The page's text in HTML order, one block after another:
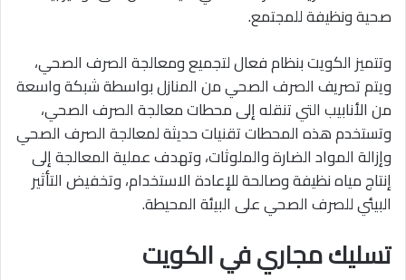
صحية ونظيفة للمجتمع.
وتتميز الكويت بنظام فعال لتجميع ومعالجة الصرف الصحي،
ويتم تصريف الصرف الصحي من المنازل بواسطة شبكة واسعة
من الأنابيب التي تنقله إلى محطات معالجة الصرف الصحي،
وتستخدم هذه المحطات تقنيات حديثة لمعالجة الصرف الصحي
وإزالة المواد الضارة والملوثات، وتهدف عملية المعالجة إلى
إنتاج مياه نظيفة وصالحة للإعادة الاستخدام، وتخفيض التأثير
البيئي للصرف الصحي على البيئة المحيطة.
تسليك مجاري في الكويت